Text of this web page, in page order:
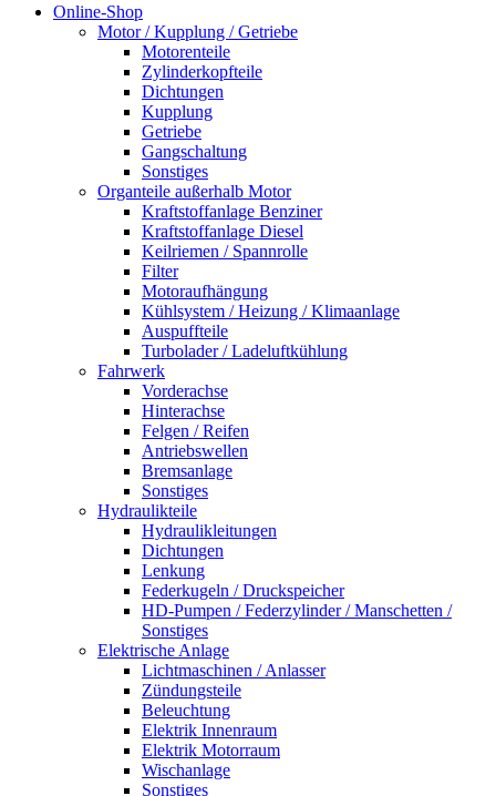
Online-Shop
Motor / Kupplung / Getriebe
Motorenteile
Zylinderkopfteile
Dichtungen
Kupplung
Getriebe
Gangschaltung
Sonstiges
Organteile außerhalb Motor
Kraftstoffanlage Benziner
Kraftstoffanlage Diesel
Keilriemen / Spannrolle
Filter
Motoraufhängung
Kühlsystem / Heizung / Klimaanlage
Auspuffteile
Turbolader / Ladeluftkühlung
Fahrwerk
Vorderachse
Hinterachse
Felgen / Reifen
Antriebswellen
Bremsanlage
Sonstiges
Hydraulikteile
Hydraulikleitungen
Dichtungen
Lenkung
Federkugeln / Druckspeicher
HD-Pumpen / Federzylinder / Manschetten /
Sonstiges
Elektrische Anlage
Lichtmaschinen / Anlasser
Zündungsteile
Beleuchtung
Elektrik Innenraum
Elektrik Motorraum
Wischanlage
Sonstiges